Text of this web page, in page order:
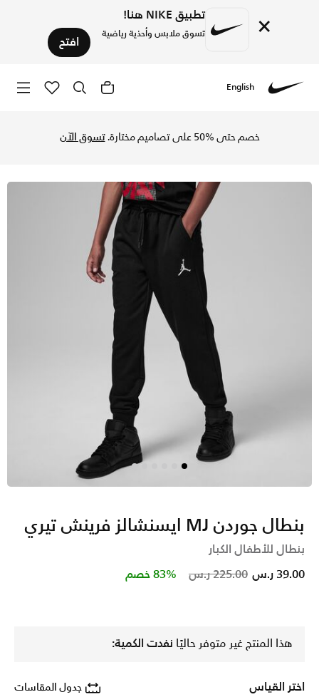
× تطبيق NIKE هنا!
تسوق ملابس وأحذية رياضية افتح
English
خصم حتى %50 على تصاميم مختارة. تسوق الآن
بنطال جوردن MJ ايسنشالز فرينش تيري
بنطال للأطفال الكبار
Price reduced from
225.00 ر.س to 39.00 ر.س 83% خصم
هذا المنتج غير متوفر حاليًا نفدت الكمية:
اختر القياس جدول المقاسات